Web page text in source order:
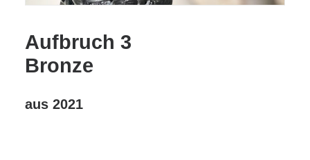
Aufbruch 3
Bronze
aus 2021